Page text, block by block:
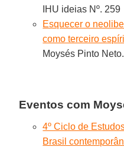
IHU ideias Nº. 259
Esquecer o
como terceiro
Moysés Pinto
Eventos com
4º Ciclo de
Brasil